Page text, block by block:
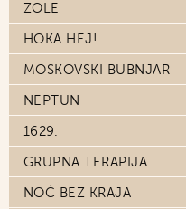
ZOLE
HOKA HEJ!
MOSKOVSKI BUBNJAR
NEPTUN
1629.
GRUPNA TERAPIJA
NOĆ BEZ KRAJA